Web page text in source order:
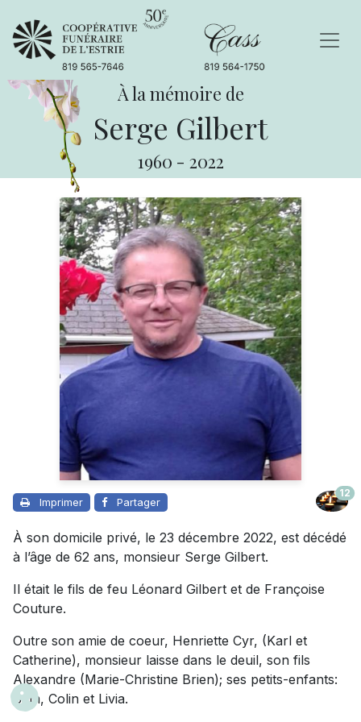
À la mémoire de
Serge Gilbert
1960 - 2022
Imprimer Partager
12
À son domicile privé, le 23 décembre 2022, est décédé
à l’âge de 62 ans, monsieur Serge Gilbert.
Il était le fils de feu Léonard Gilbert et de Françoise
Couture.
Outre son amie de coeur, Henriette Cyr, (Karl et
Catherine), monsieur laisse dans le deuil, son fils
Alexandre (Marie-Christine Brien); ses petits-enfants:
Sam, Colin et Livia.